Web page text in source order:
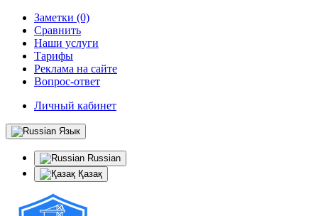
Заметки (0)
Сравнить
Наши услуги
Тарифы
Реклама на сайте
Вопрос-ответ
Личный кабинет
Язык
Russian
Қазақ